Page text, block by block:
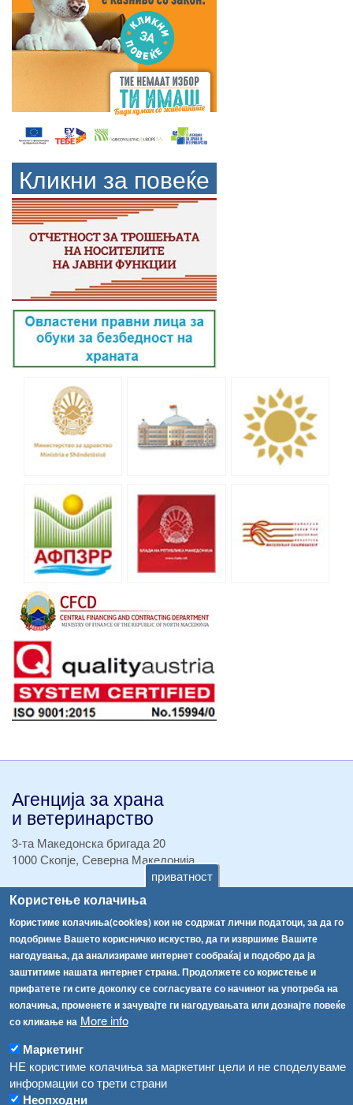
приватност
Користење колачиња
Користиме колачиња(cookies) кои не содржат лични податоци, за да го
подобриме Вашето корисничко искуство, да ги извршиме Вашите
нагодувања, да анализираме интернет сообраќај и подобро да ја
заштитиме нашата интернет страна. Продолжете со користење и
прифатете ги сите доколку се согласувате со начинот на употреба на
колачиња, променете и зачувајте ги нагодувањата или дознајте повеќе
со кликање на More info
Маркетинг
НЕ користиме колачиња за маркетинг цели и не споделуваме
информации со трети страни
Неопходни
Кликни за повеќе
Агенција за храна
и ветеринарство
3-та Македонска бригада 20
1000 Скопје, Северна Македонија
ТЕЛ:+389 2 2457 895
ТЕЛ:+389 2 2457 873
Факс:+389 2 2457 893
Факс:+389 2 2457 871
info@fva.gov.mk
[АХВ-претходна страна]
Соопштенија
Високите температури ризик од труење со храна, опасни се и за животните
Водата во Гостивар може да се користи како техничка, продолжува испораката на флаширана вода
Навигација
Регистри
Обрасци